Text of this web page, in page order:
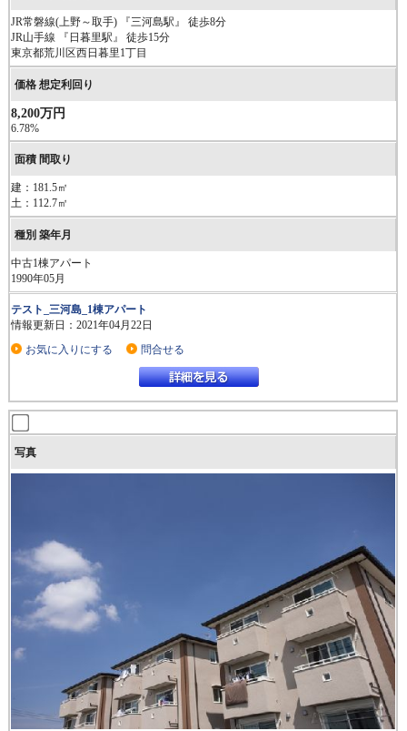
JR常磐線(上野～取手) 『三河島駅』 徒歩8分
JR山手線 『日暮里駅』 徒歩15分
東京都荒川区西日暮里1丁目
8,200万円
6.78%
建：181.5㎡
土：112.7㎡
中古1棟アパート
1990年05月
テスト_三河島_1棟アパート
情報更新日：2021年04月22日
お気に入りにする
問合せる